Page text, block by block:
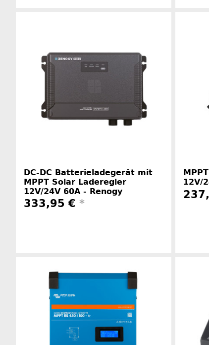
DC-DC Batterieladegerät mit
MPPT Solar Laderegler
12V/24V 60A - Renogy
333,95 € *
Herstellerinformationen
12V/